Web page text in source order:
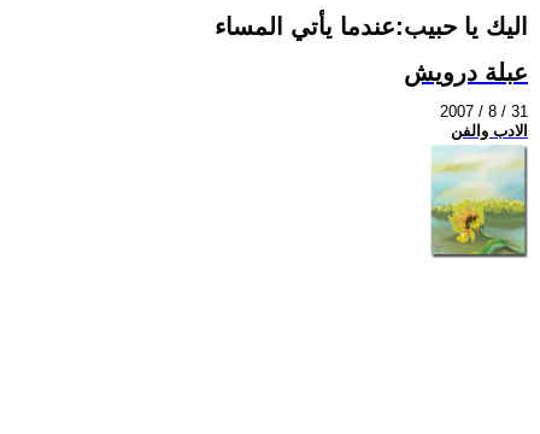
اليك يا حبيب:عندما يأتي المساء
عبلة درويش
2007 / 8 / 31
الادب والفن